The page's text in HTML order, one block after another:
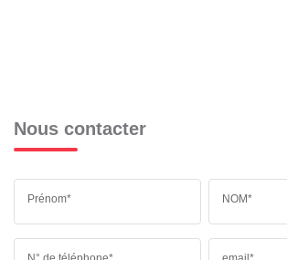
Nous contacter
Prénom* NOM*